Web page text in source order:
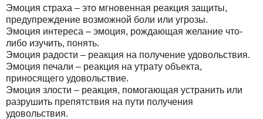
Эмоция страха – это мгновенная реакция защиты,
предупреждение возможной боли или угрозы.
Эмоция интереса – эмоция, рождающая желание что-
либо изучить, понять.
Эмоция радости – реакция на получение удовольствия.
Эмоция печали – реакция на утрату объекта,
приносящего удовольствие.
Эмоция злости – реакция, помогающая устранить или
разрушить препятствия на пути получения
удовольствия.